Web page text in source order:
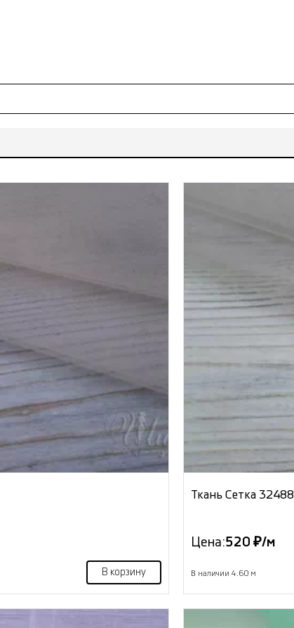
В корзину
Ткань Сетка 32488
Цена:520 ₽/м
В наличии 4.60 м